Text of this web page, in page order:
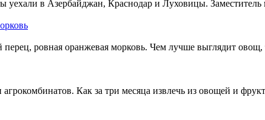
в Азербайджан, Краснодар и Луховицы. Заместитель
ровная оранжевая морковь. Чем лучше выглядит
агрокомбинатов. Как за три месяца извлечь из овощей и